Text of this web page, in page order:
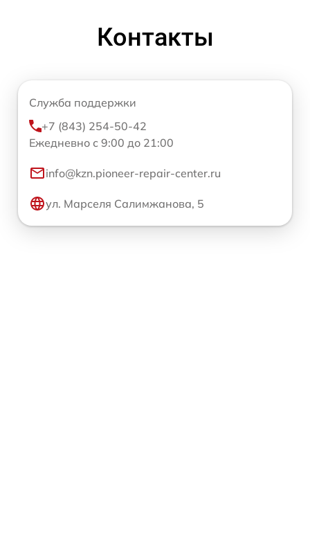
Контакты
Служба поддержки
+7 (843) 254-50-42
Ежедневно с 9:00 до 21:00
info@kzn.pioneer-repair-center.ru
ул. Марселя Салимжанова, 5